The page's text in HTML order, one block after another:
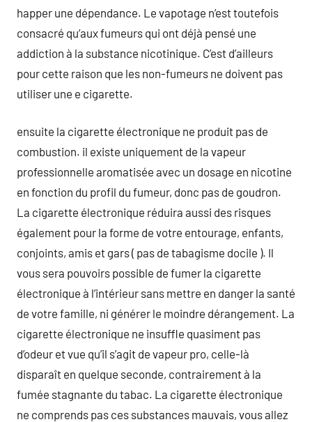
happer une dépendance. Le vapotage n’est toutefois
consacré qu’aux fumeurs qui ont déjà pensé une
addiction à la substance nicotinique. C’est d’ailleurs
pour cette raison que les non-fumeurs ne doivent pas
utiliser une e cigarette.
ensuite la cigarette électronique ne produit pas de
combustion. il existe uniquement de la vapeur
professionnelle aromatisée avec un dosage en nicotine
en fonction du profil du fumeur, donc pas de goudron.
La cigarette électronique réduira aussi des risques
également pour la forme de votre entourage, enfants,
conjoints, amis et gars ( pas de tabagisme docile ). Il
vous sera pouvoirs possible de fumer la cigarette
électronique à l’intérieur sans mettre en danger la santé
de votre famille, ni générer le moindre dérangement. La
cigarette électronique ne insuffle quasiment pas
d’odeur et vue qu’il s’agit de vapeur pro, celle-là
disparaît en quelque seconde, contrairement à la
fumée stagnante du tabac. La cigarette électronique
ne comprends pas ces substances mauvais, vous allez